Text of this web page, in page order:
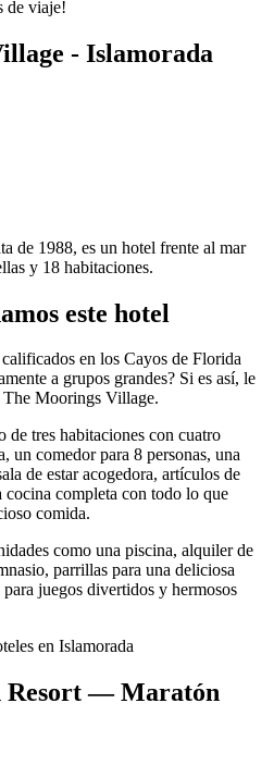
de viaje!
- Islamorada
de 1988, es un hotel frente al mar
y 18 habitaciones.
este hotel
en los Cayos de Florida
a grupos grandes? Si es así, le
The Moorings Village.
de tres habitaciones con cuatro
un comedor para 8 personas, una
de estar acogedora, artículos de
completa con todo lo que
comida.
como una piscina, alquiler de
parrillas para una deliciosa
juegos divertidos y hermosos
en Islamorada
Resort — Maratón